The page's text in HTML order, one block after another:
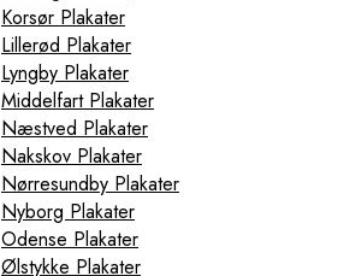
Korsør Plakater
Lillerød Plakater
Lyngby Plakater
Middelfart Plakater
Næstved Plakater
Nakskov Plakater
Nørresundby Plakater
Nyborg Plakater
Odense Plakater
Ølstykke Plakater